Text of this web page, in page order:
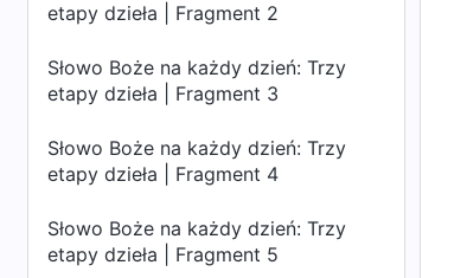
etapy dzieła | Fragment 2
Słowo Boże na każdy dzień: Trzy
etapy dzieła | Fragment 3
Słowo Boże na każdy dzień: Trzy
etapy dzieła | Fragment 4
Słowo Boże na każdy dzień: Trzy
etapy dzieła | Fragment 5